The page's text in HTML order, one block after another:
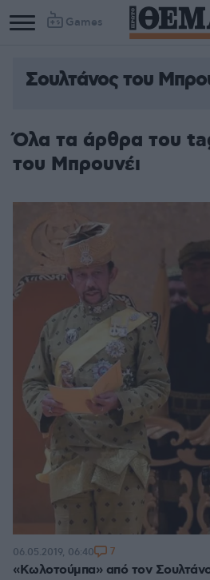
Games
Σουλτάνος του
Όλα τα άρθρα του
του Μπρουνέι
«Κωλοτούμπα» από τον
06.05.2019, 06:40 7